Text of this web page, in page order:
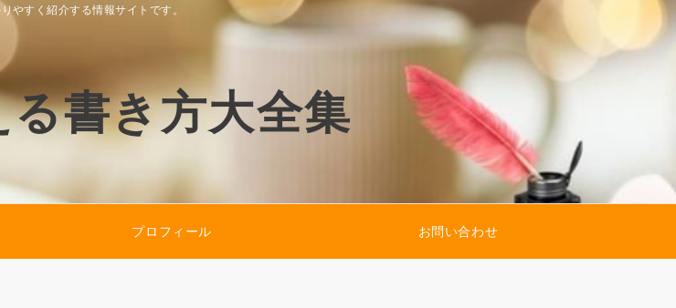
やすく紹介する情報サイトです。
書き方大全集
プロフィール お問い合わせ